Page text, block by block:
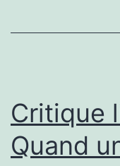
Critique
Quand